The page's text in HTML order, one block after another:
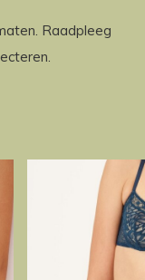
Raadpleeg